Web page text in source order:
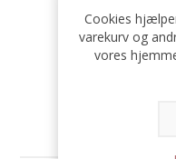
SKU:
Cookies
varekurv og
vores